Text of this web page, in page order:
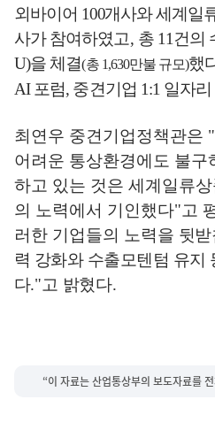
외바이어 100개사와 세계일
사가 참여하였고, 총 11건의
U)을 체결(총 1,630만불 규모)했
AI포럼, 중견기업 1:1 일자
최연우 중견기업정책관은 "
어려운 통상환경에도 불
하고 있는 것은 세계일류
의 노력에서 기인했다"고
러한 기업들의 노력을 뒷
력 강화와 수출모텐텀 유지
다."고 밝혔다.
“이 자료는 산업통상부의 보도자료를